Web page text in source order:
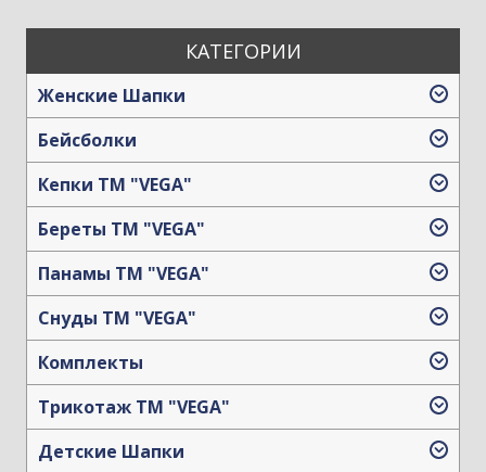
КАТЕГОРИИ
Женские Шапки
Бейсболки
Кепки TM "VEGA"
Береты TM "VEGA"
Панамы TM "VEGA"
Снуды ТМ "VEGA"
Комплекты
Трикотаж TM "VEGA"
Детские Шапки